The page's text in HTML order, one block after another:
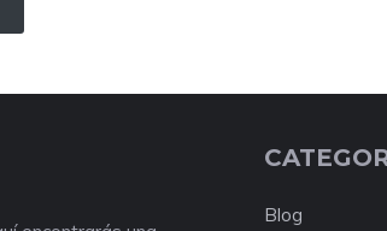
Blog